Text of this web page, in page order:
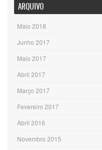
ARQUIVO
Maio 2018
Junho 2017
Maio 2017
Abril 2017
Março 2017
Fevereiro 2017
Abril 2016
Novembro 2015